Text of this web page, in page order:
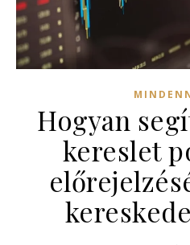
Hogyan
kereslet